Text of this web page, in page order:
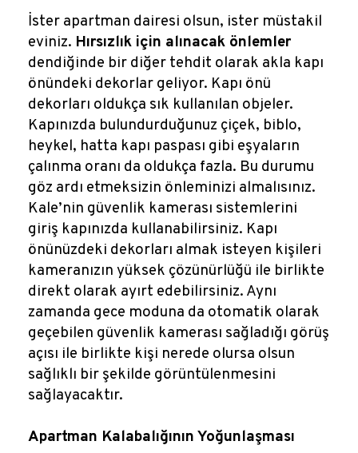
İster apartman dairesi olsun, ister müstakil
eviniz. Hırsızlık için alınacak önlemler
dendiğinde bir diğer tehdit olarak akla kapı
önündeki dekorlar geliyor. Kapı önü
dekorları oldukça sık kullanılan objeler.
Kapınızda bulundurduğunuz çiçek, biblo,
heykel, hatta kapı paspası gibi eşyaların
çalınma oranı da oldukça fazla. Bu durumu
göz ardı etmeksizin önleminizi almalısınız.
Kale’nin güvenlik kamerası sistemlerini
giriş kapınızda kullanabilirsiniz. Kapı
önünüzdeki dekorları almak isteyen kişileri
kameranızın yüksek çözünürlüğü ile birlikte
direkt olarak ayırt edebilirsiniz. Aynı
zamanda gece moduna da otomatik olarak
geçebilen güvenlik kamerası sağladığı görüş
açısı ile birlikte kişi nerede olursa olsun
sağlıklı bir şekilde görüntülenmesini
sağlayacaktır.
Apartman Kalabalığının Yoğunlaşması